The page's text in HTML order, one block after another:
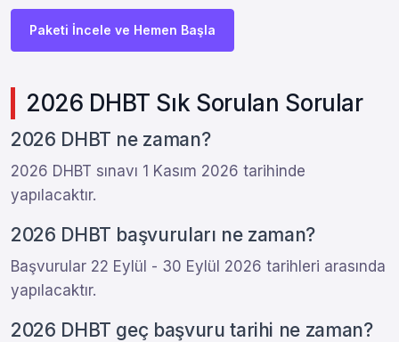
Paketi İncele ve Hemen Başla
2026 DHBT Sık Sorulan Sorular
2026 DHBT ne zaman?
2026 DHBT sınavı 1 Kasım 2026 tarihinde
yapılacaktır.
2026 DHBT başvuruları ne zaman?
Başvurular 22 Eylül - 30 Eylül 2026 tarihleri arasında
yapılacaktır.
2026 DHBT geç başvuru tarihi ne zaman?